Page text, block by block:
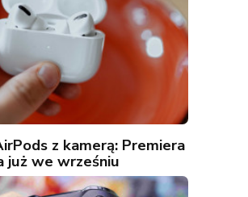
z kamerą: Premiera
już we wrześniu